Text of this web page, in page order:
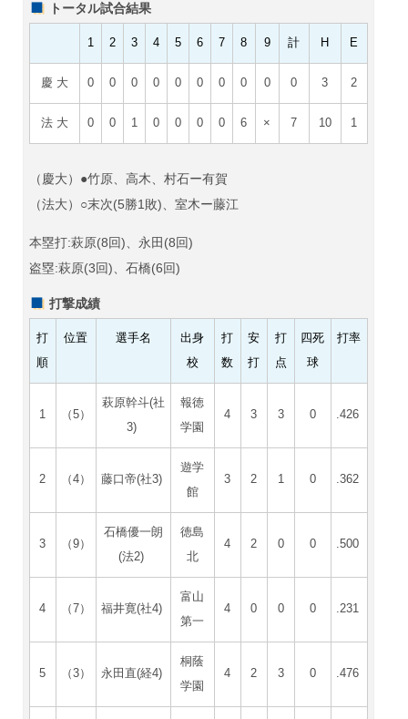
トータル試合結果
1 2 3 4 5 6 7 8 9 計 H E
慶 大 0 0 0 0 0 0 0 0 0 0 3 2
法 大 0 0 1 0 0 0 0 6 × 7 10 1
（慶大）●竹原、高木、村石ー有賀
（法大）○末次(5勝1敗)、室木ー藤江
本塁打:萩原(8回)、永田(8回)
盗塁:萩原(3回)、石橋(6回)
打撃成績
打
順
位置 選手名
出身
校
打
数
安
打
打
点
四死
球
打率
1 （5）
萩原幹斗(社
3)
報徳
学園
4 3 3 0 .426
2 （4） 藤口帝(社3)
遊学
館
3 2 1 0 .362
3 （9）
石橋優一朗
(法2)
徳島
北
4 2 0 0 .500
4 （7） 福井寛(社4)
富山
第一
4 0 0 0 .231
5 （3） 永田直(経4)
桐蔭
学園
4 2 3 0 .476